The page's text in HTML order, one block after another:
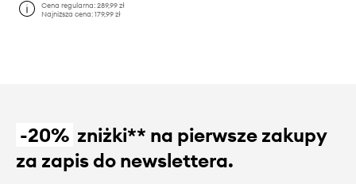
Cena regularna:289,99 zł
Najniższa cena:179,99 zł
-20% zniżki** na pierwsze zakupy
za zapis do newslettera.